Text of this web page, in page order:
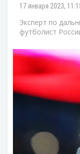
17 января 2023,
Эксперт по
футболист